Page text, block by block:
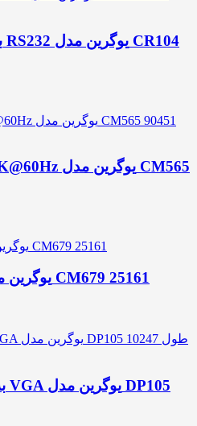
تبدیل USB به HDMI یوگرین مدل CM679 25161